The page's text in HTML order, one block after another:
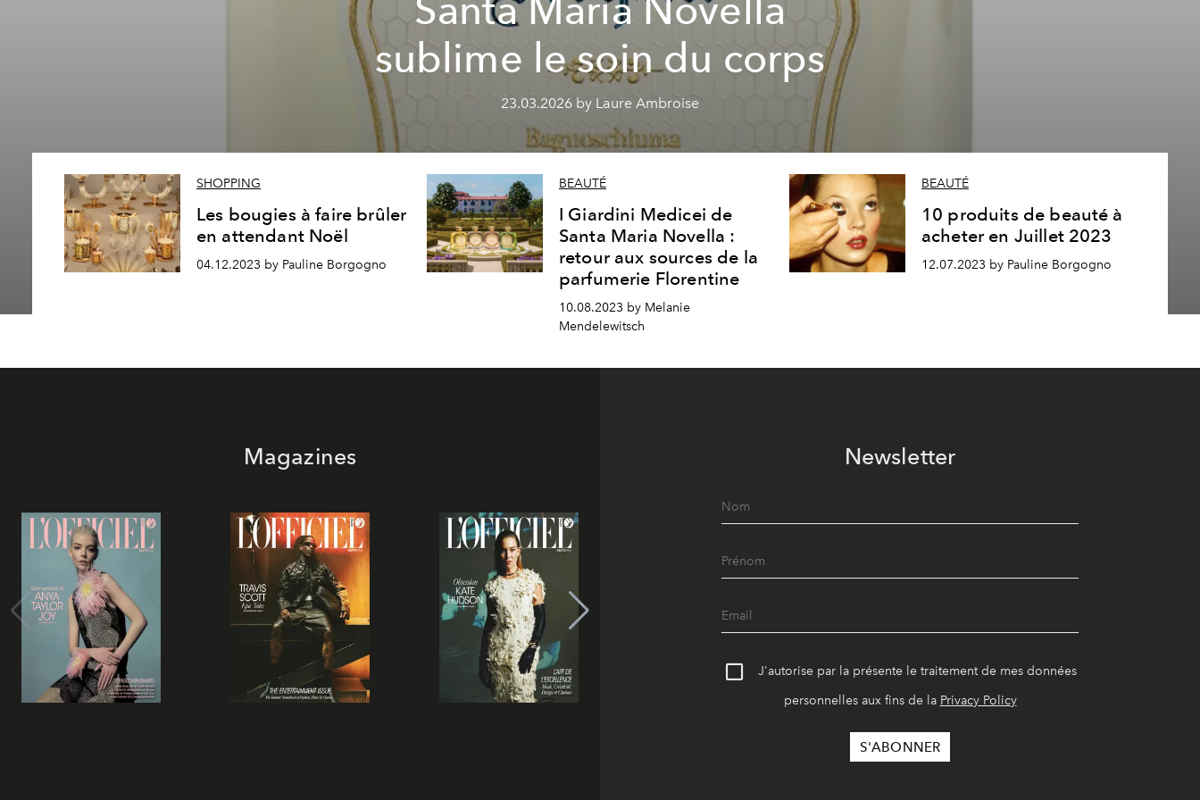
Santa Maria Novella
sublime le soin du corps
23.03.2026 by Laure Ambroise
SHOPPING
Les bougies à faire brûler
en attendant Noël
04.12.2023 by Pauline Borgogno
BEAUTÉ
I Giardini Medicei de
Santa Maria Novella :
retour aux sources de la
parfumerie Florentine
10.08.2023 by Melanie
Mendelewitsch
BEAUTÉ
10 produits de beauté à
acheter en Juillet 2023
12.07.2023 by Pauline Borgogno
Magazines Newsletter
J'autorise par la présente le traitement de mes données
personnelles aux fins de la Privacy Policy